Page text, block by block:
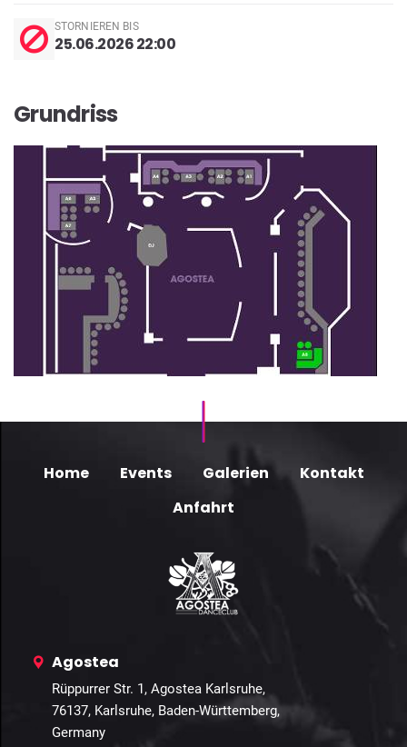
STORNIEREN BIS
25.06.2026 22:00
Grundriss
Home Events Galerien
Kontakt
Anfahrt
Agostea
Rüppurrer Str. 1, Agostea Karlsruhe,
76137, Karlsruhe, Baden-Württemberg,
Germany